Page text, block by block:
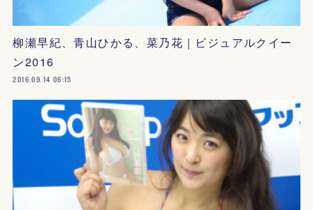
柳瀬早紀、青山ひかる、菜乃花｜ビジュアルクイー
ン2016
2016.09.14 06:15